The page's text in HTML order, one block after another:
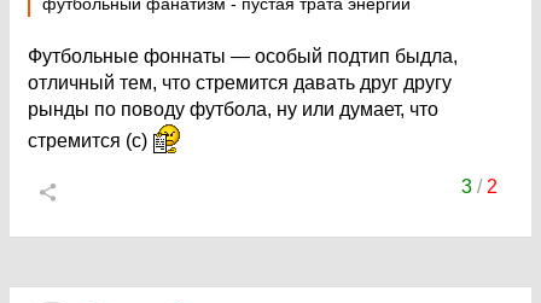
Футбольные фоннаты — особый подтип быдла,
отличный тем, что стремится давать друг другу
рынды по поводу футбола, ну или думает, что
стремится (с)
3/ 2